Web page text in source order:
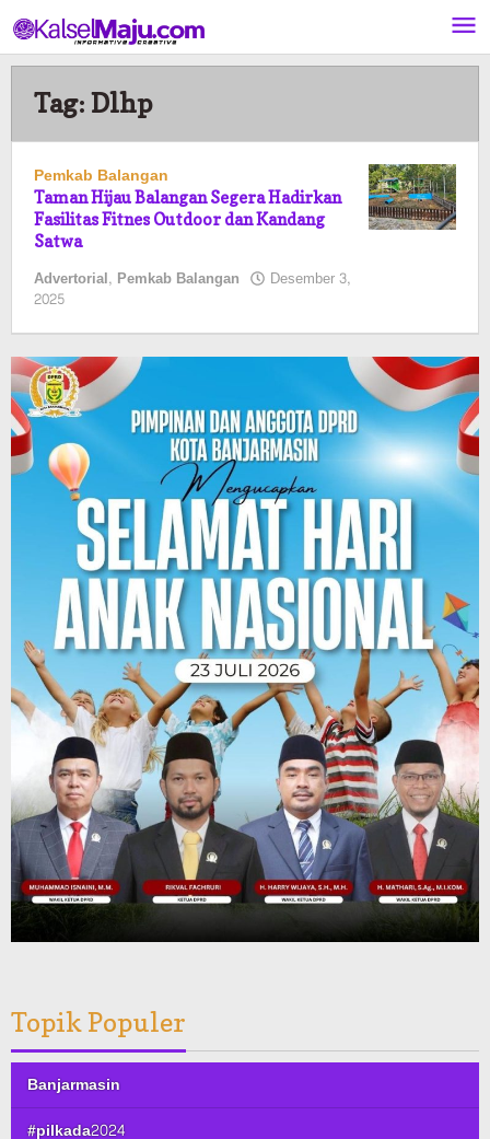
ke
konten
Tag: Dlhp
Pemkab Balangan
Taman Hijau Balangan Segera Hadirkan
Fasilitas Fitnes Outdoor dan Kandang
Satwa
Advertorial, Pemkab Balangan Desember 3,
2025
Topik Populer
Banjarmasin
#pilkada2024